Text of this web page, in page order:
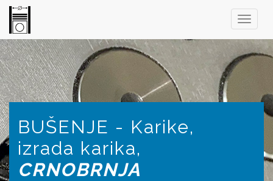
BUŠENJE - Karike,
izrada karika,
CRNOBRNJA